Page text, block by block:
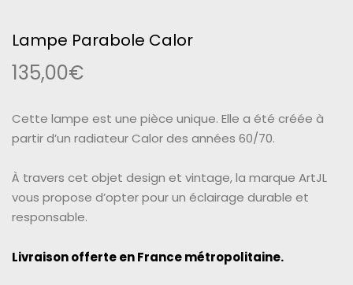
Lampe Parabole Calor
135,00€
Cette lampe est une pièce unique. Elle a été créée à
partir d’un radiateurCalor des années 60/70.
À travers cet objet design et vintage, la marque ArtJL
vous propose d’opter pour un éclairage durable et
responsable.
Livraison offerte en France métropolitaine.